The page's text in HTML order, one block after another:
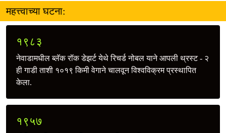
महत्त्वाच्या घटना:
१९८३
नेवाडामधील ब्लॅक रॉक डेझर्ट येथे रिचर्ड नोबल याने आपली थ्रस्ट - २
ही गाडी ताशी १०१९ किमी वेगाने चालवून विश्वविक्रम प्रस्थापित
केला.
१९५७